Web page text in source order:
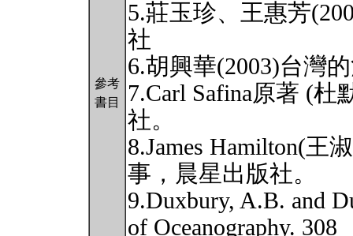
參考
書目
5.莊玉珍、王惠芳
社
6.胡興華(2003)台灣
7.Carl Safina原著 (
社。
8.James Hamilton(王
事，晨星出版社。
9.Duxbury, A.B. and
of Oceanography. 308